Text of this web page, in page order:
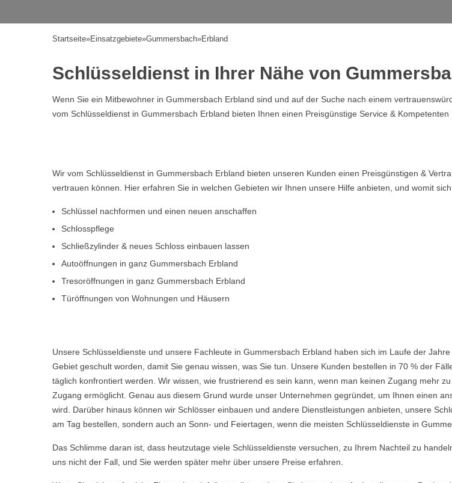
Startseite»Einsatzgebiete»Gummersbach»Erbland
Schlüsseldienst in Ihrer Nähe von
Wenn Sie ein Mitbewohner in Gummersbach Erbland sind und auf der Suche nach einem
vom Schlüsseldienst in Gummersbach Erbland bieten Ihnen einen Preisgünstige Service &
Wir vom Schlüsseldienst in Gummersbach Erbland bieten unseren Kunden einen Preisgünstigen &
vertrauen können. Hier erfahren Sie in welchen Gebieten wir Ihnen unsere Hilfe anbieten, und womit
Schlüssel nachformen und einen neuen anschaffen
Schlosspflege
Schließzylinder & neues Schloss einbauen lassen
Autoöffnungen in ganz Gummersbach Erbland
Tresoröffnungen in ganz Gummersbach Erbland
Türöffnungen von Wohnungen und Häusern
Unsere Schlüsseldienste und unsere Fachleute in Gummersbach Erbland haben sich im Laufe der
Gebiet geschult worden, damit Sie genau wissen, was Sie tun. Unsere Kunden bestellen in 70 % der
täglich konfrontiert werden. Wir wissen, wie frustrierend es sein kann, wenn man keinen Zugang mehr
Zugang ermöglicht. Genau aus diesem Grund wurde unser Unternehmen gegründet, um Ihnen einen
wird. Darüber hinaus können wir Schlösser einbauen und andere Dienstleistungen anbieten, unsere
am Tag bestellen, sondern auch an Sonn- und Feiertagen, wenn die meisten Schlüsseldienste in
Das Schlimme daran ist, dass heutzutage viele Schlüsseldienste versuchen, zu Ihrem Nachteil zu
uns nicht der Fall, und Sie werden später mehr über unsere Preise erfahren.